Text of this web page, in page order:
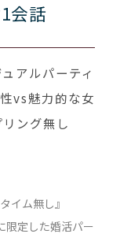
会話
アルパーティ
vs魅力的な女
ング無し
イム無し』
限定した婚活パー